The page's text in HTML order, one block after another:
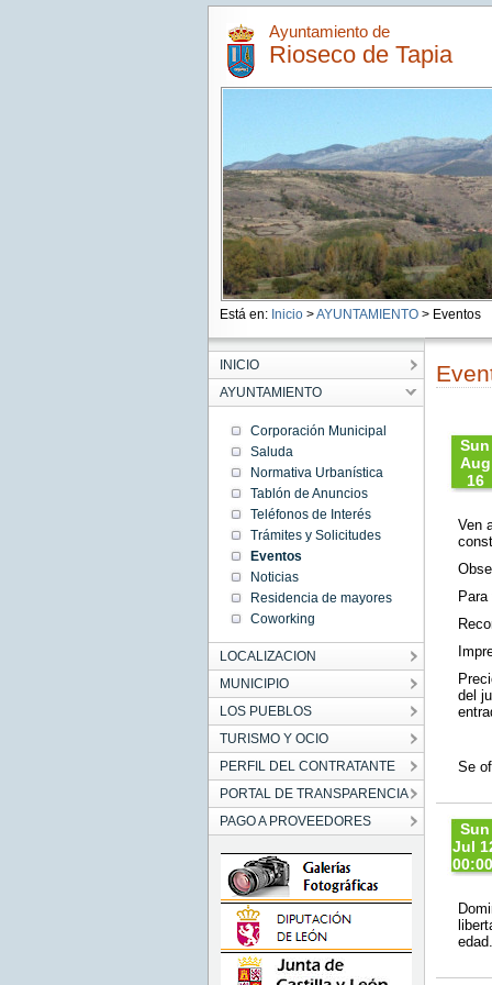
Ayuntamiento de
Rioseco de Tapia
Está en: Inicio >AYUNTAMIENTO> Eventos
INICIO
AYUNTAMIENTO
Corporación Municipal
Saluda
Normativa Urbanística
Tablón de Anuncios
Teléfonos de Interés
Trámites y Solicitudes
Eventos
Noticias
Residencia de mayores
Coworking
LOCALIZACION
MUNICIPIO
LOS PUEBLOS
TURISMO Y OCIO
PERFIL DEL CONTRATANTE
PORTAL DE TRANSPARENCIA
PAGO A PROVEEDORES
Sun
Aug
16
CEST
2026
Sun
Aug 16
CEST
2026
16
CEST
2026
Ven
del
Se
Sun
Jul
2026
Sun
12
Sun
edad.